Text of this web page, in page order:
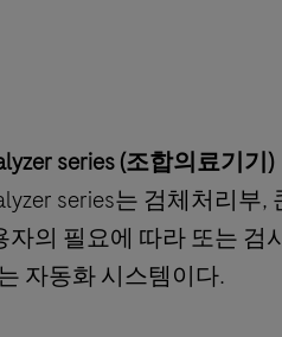
series (조합의료기기)
series는 검체처리
의 필요에 따라 또는 검
자동화 시스템이다.